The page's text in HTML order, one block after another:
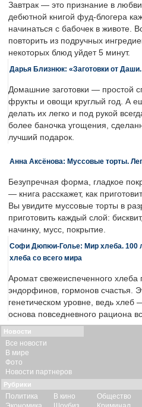
Завтрак — это признание в
дебютной книгой фуд-блогера
начинаться с бабочек в животе.
повторить из подручных
некоторых блюд уйдет 5 минут.
Дарья Близнюк: «Заготовки от Даши.
Домашние заготовки — простой
фрукты и овощи круглый год. А
делать их легко и под рукой
более баночка угощения,
лучший подарок.
Анна Аксёнова: Муссовые торты.
Безупречная форма, гладкое
— книга расскажет, как
Вы увидите муссовые торты в
приготовить каждый слой:
начинку, мусс, покрытие.
Софи Дюпюи-Голье: Мир хлеба. 100
хлеба со всего мира
Аромат свежеиспеченного хлеба
эндорфинов, гормонов счастья.
генетическом уровне, ведь хлеб
основа повседневного рациона
Новости
Все новости
В мире
Фото
Новости партнеров
Рубрики
Политика
В кино
Общество